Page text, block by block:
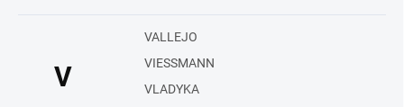
V
VALLEJO
VIESSMANN
VLADYKA